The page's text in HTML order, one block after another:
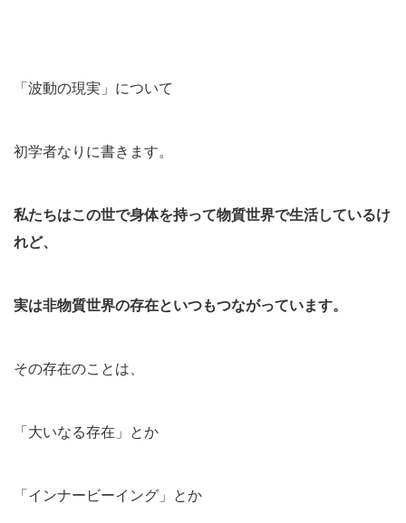
「波動の現実」について
初学者なりに書きます。
私たちはこの世で身体を持って物質世界で生活しているけ
れど、
実は非物質世界の存在といつもつながっています。
その存在のことは、
「大いなる存在」とか
「インナービーイング」とか